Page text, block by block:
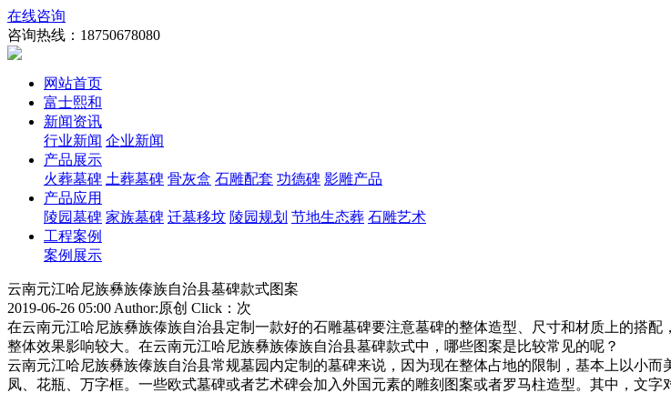
在线咨询
咨询热线： 18750678080
网站首页
富士熙和
新闻资讯
行业新闻 企业新闻
产品展示
火葬墓碑 土葬墓碑 骨灰盒 石雕配套 功德碑 影雕产品
产品应用
陵园墓碑 家族墓碑 迁墓移坟 陵园规划 节地生态葬 石雕艺术
工程案例
案例展示
云南元江哈尼族彝族傣族自治县墓碑款式图案
2019-06-26 05:00 Author:原创 Click： 次
在云南元江哈尼族彝族傣族自治县定制一款好的石雕墓碑要注意墓碑的整体造型、尺寸和材质上的搭
整体效果影响较大。在云南元江哈尼族彝族傣族自治县墓碑款式中，哪些图案是比较常见的呢？
云南元江哈尼族彝族傣族自治县常规墓园内定制的墓碑来说，因为现在整体占地的限制，基本上以小
凤、花瓶、万字框。一些欧式墓碑或者艺术碑会加入外国元素的雕刻图案或者罗马柱造型。其中，文